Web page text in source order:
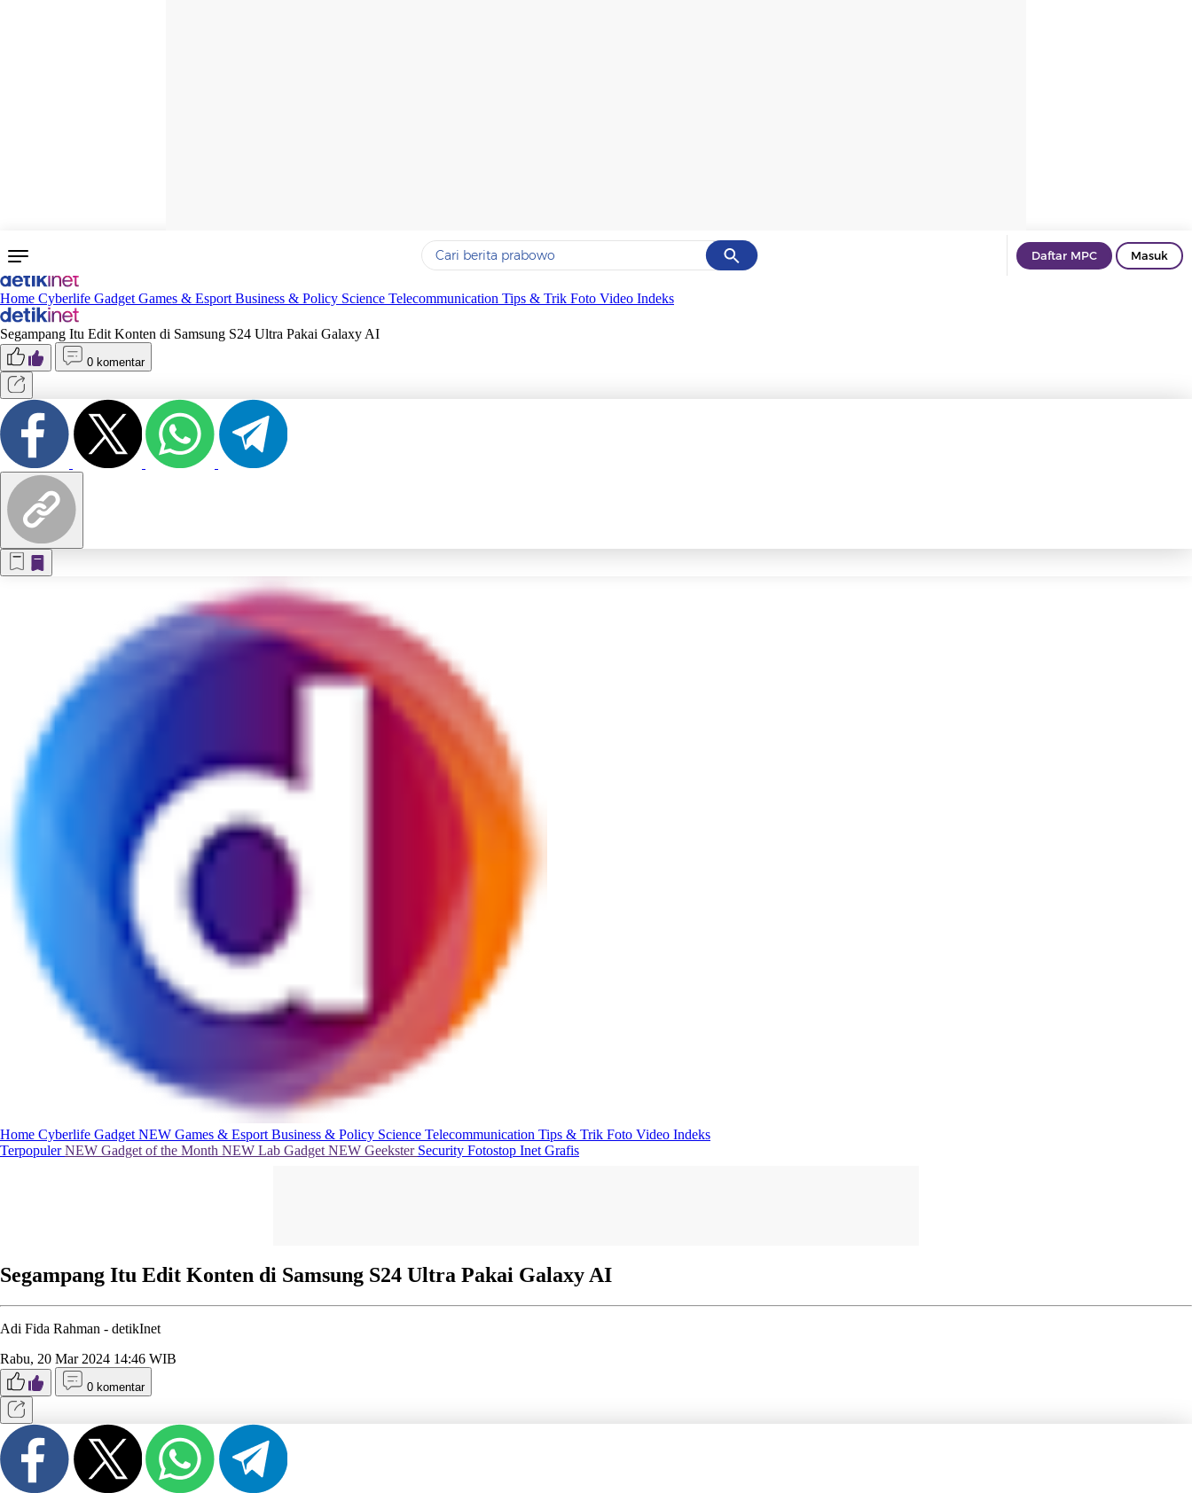
Cancel
Yang sedang ramai dicari
Terakhir yang dicari
Daftar MPC Masuk
Home Cyberlife Gadget Games & Esport Business & Policy Science Telecommunication Tips & Trik Foto Video Indeks
Segampang Itu Edit Konten di Samsung S24 Ultra Pakai Galaxy AI
0 komentar
Home Cyberlife Gadget NEW Games & Esport Business & Policy Science Telecommunication Tips & Trik Foto Video Indeks
TerpopulerNEW Gadget of the Month NEW Lab Gadget NEW Geekster Security Fotostop Inet Grafis
Segampang Itu Edit Konten di Samsung S24 Ultra Pakai Galaxy AI
Adi Fida Rahman - detikInet
Rabu, 20 Mar 2024 14:46 WIB
0 komentar